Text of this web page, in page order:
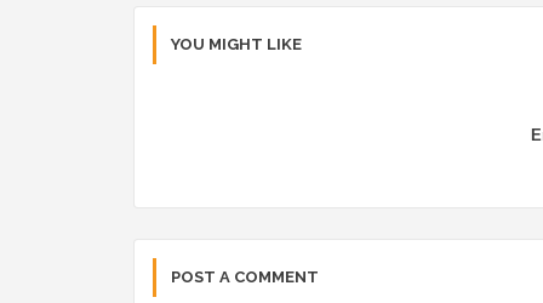
YOU MIGHT LIKE
POST A COMMENT